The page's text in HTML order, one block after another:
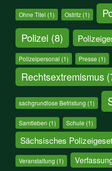
Ohne Titel (1) Ostritz(1)
Polizei (8)
Polizeipersonal (1) Presse (1)
Rechtsextremismus
sachgrundlose Befristung (1)
Samtleben (1) Schule (1)
Sächsisches
Veranstaltung (1)